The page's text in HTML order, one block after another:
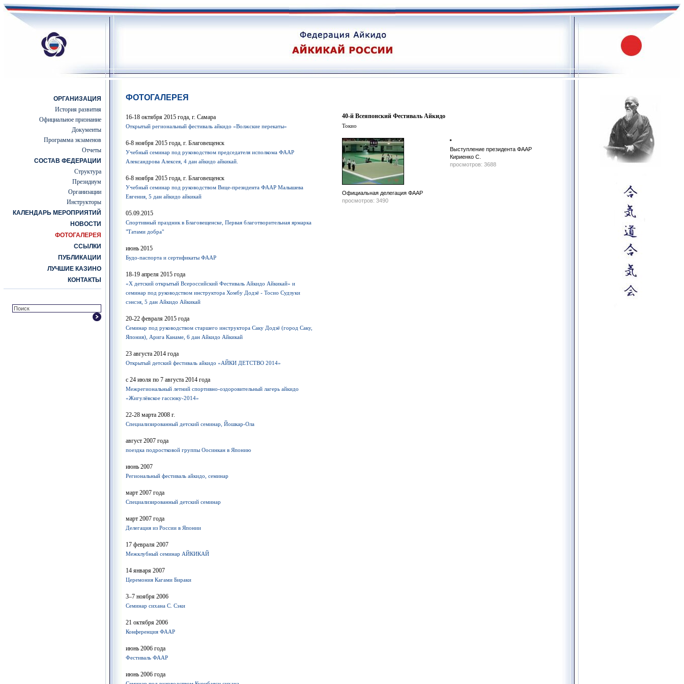
ОРГАНИЗАЦИЯ
История развития
Официальное признание
Документы
Программа экзаменов
Отчеты
СОСТАВ ФЕДЕРАЦИИ
Структура
Президиум
Организации
Инструкторы
КАЛЕНДАРЬ МЕРОПРИЯТИЙ
НОВОСТИ
ФОТОГАЛЕРЕЯ
ССЫЛКИ
ПУБЛИКАЦИИ
ЛУЧШИЕ КАЗИНО
КОНТАКТЫ
ФОТОГАЛЕРЕЯ
16-18 октября 2015 года, г. Самара
Открытый региональный фестиваль айкидо «Волжские перекаты»
6-8 ноября 2015 года, г. Благовещенск
Учебный семинар под руководством председателя исполкома ФААР
Александрова Алексея, 4 дан айкидо айкикай.
6-8 ноября 2015 года, г. Благовещенск
Учебный семинар под руководством Вице-президента ФААР Малышева
Евгения, 5 дан айкидо айкикай
05.09.2015
Спортивный праздник в Благовещенске, Первая благотворительная ярмарка
"Татами добра"
июнь 2015
Будо-паспорта и сертификаты ФААР
18-19 апреля 2015 года
«Х детский открытый Всероссийский Фестиваль Айкидо Айкикай» и
семинар под руководством инструктора Хомбу Додзё - Тосио Судзуки
сэнсэя, 5 дан Айкидо Айкикай
20-22 февраля 2015 года
Семинар под руководством старшего инструктора Саку Додзё (город Саку,
Япония), Арига Канаме, 6 дан Айкидо Айкикай
23 августа 2014 года
Открытый детский фестиваль айкидо «АЙКИ ДЕТСТВО 2014»
с 24 июля по 7 августа 2014 года
Межрегиональный летний спортивно-оздоровительный лагерь айкидо
«Жигулёвское гассюку-2014»
22-28 марта 2008 г.
Cпециализированный детский семинар, Йошкар-Ола
август 2007 года
поездка подростковой группы Оосинкан в Японию
июнь 2007
Региональный фестиваль айкидо, семинар
март 2007 года
Специализированный детский семинар
март 2007 года
Делегация из России в Японии
17 февраля 2007
Межклубный семинар АЙКИКАЙ
14 января 2007
Церемония Кагами Бираки
3–7 ноября 2006
Семинар сихана С. Сэки
21 октября 2006
Конференция ФААР
июнь 2006 года
Фестиваль ФААР
июнь 2006 года
40-й Всеяпонский Фестиваль Айкидо
Токио
Официальная делегация ФААР
просмотров: 3490
Выступление президента ФААР
Кириенко С.
просмотров: 3688